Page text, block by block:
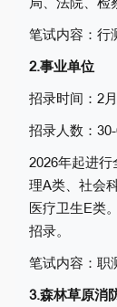
笔试内容：行
2.事业单位
招录时间：2
招录人数：
2026年起进
理A类、社会
医疗卫生E类
招录。
笔试内容：职
3.森林草原消